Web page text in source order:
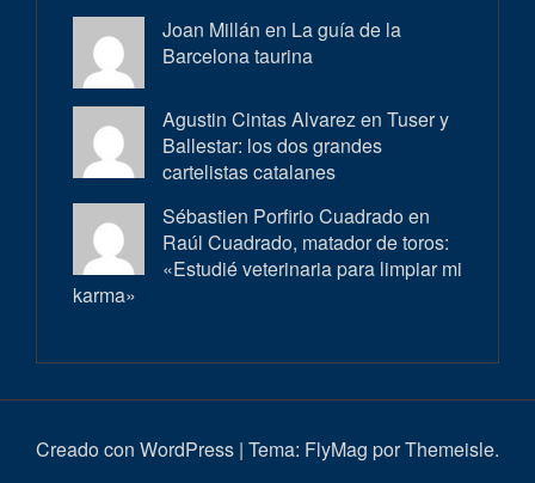
Joan Millán en La guía de la
Barcelona taurina
Agustin Cintas Alvarez en Tuser y
Ballestar: los dos grandes
cartelistas catalanes
Sébastien Porfirio Cuadrado en
Raúl Cuadrado, matador de toros:
«Estudié veterinaria para limpiar mi
karma»
Creado con WordPress | Tema: FlyMag por Themeisle.